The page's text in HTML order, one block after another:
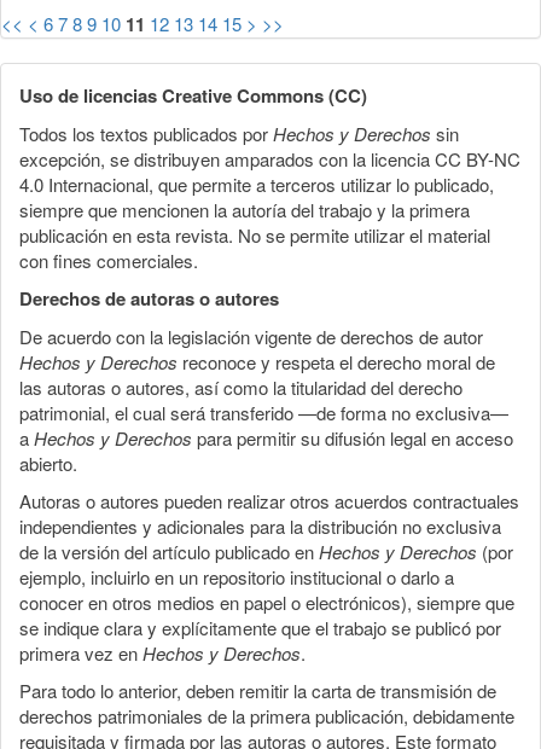
<< < 6789 10 11 12 13 14 15 > >>
Uso de licencias Creative Commons (CC)
Todos los textos publicados porHechos y Derechos sin
excepción, se distribuyen amparados con la licencia CC BY-NC
4.0 Internacional, que permite a terceros utilizar lo publicado,
siempre que mencionen la autoría del trabajo y la primera
publicación en esta revista. No se permite utilizar el material
con fines comerciales.
Derechos de autoras o autores
De acuerdo con la legislación vigente de derechos de autor
Hechos y Derechos reconoce y respeta el derecho moral de
las autoras o autores, así como la titularidad del derecho
patrimonial, el cual será transferido —de forma no exclusiva—
aHechos y Derechos para permitir su difusión legal en acceso
abierto.
Autoras o autores pueden realizar otros acuerdos contractuales
independientes y adicionales para la distribución no exclusiva
de la versión del artículo publicado enHechos y Derechos (por
ejemplo, incluirlo en un repositorio institucional o darlo a
conocer en otros medios en papel o electrónicos), siempre que
se indique clara y explícitamente que el trabajo se publicó por
primera vez enHechos y Derechos.
Para todo lo anterior, deben remitir la carta de transmisión de
derechos patrimoniales de la primera publicación, debidamente
requisitada y firmada por las autoras o autores. Este formato